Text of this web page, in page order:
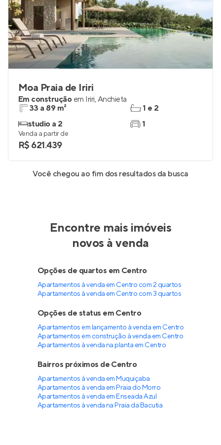
Moa Praia de Iriri
Em construção em Iriri,Anchieta
33 a 89 m²
studio a 2
1 e 2
1
Venda a partir de
R$ 621.439
Você chegou ao fim dos resultados da busca
Encontre mais imóveis
novos à venda
Opções de quartos em Centro
Apartamentos à venda em Centro com 2 quartos
Apartamentos à venda em Centro com 3 quartos
Opções de status em Centro
Apartamentos em lançamento à venda em Centro
Apartamentos em construção à venda em Centro
Apartamentos à venda na planta em Centro
Bairros próximos de Centro
Apartamentos à venda em Muquiçaba
Apartamentos à venda em Praia do Morro
Apartamentos à venda em Enseada Azul
Apartamentos à venda na Praia da Bacutia